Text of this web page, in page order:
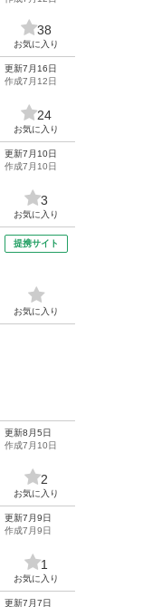
38
お気に入り
更新7月16日
作成7月12日
24
お気に入り
更新7月10日
作成7月10日
3
お気に入り
提携サイト
お気に入り
更新8月5日
作成7月10日
2
お気に入り
更新7月9日
作成7月9日
1
お気に入り
更新7月7日